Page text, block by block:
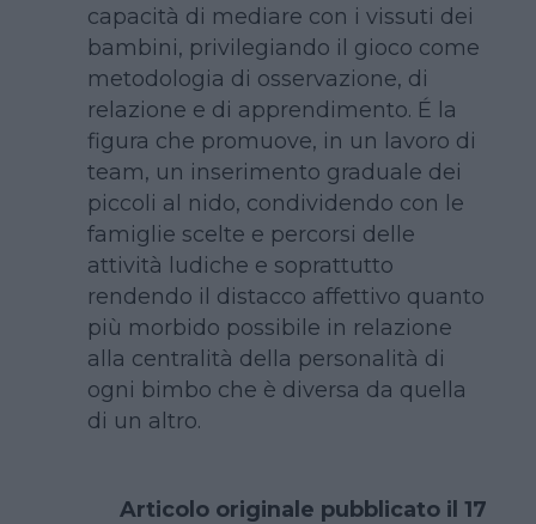
capacità di mediare con i vissuti dei
bambini, privilegiando il gioco come
metodologia di osservazione, di
relazione e di apprendimento. É la
figura che promuove, in un lavoro di
team, un inserimento graduale dei
piccoli al nido, condividendo con le
famiglie scelte e percorsi delle
attività ludiche e soprattutto
rendendo il distacco affettivo quanto
più morbido possibile in relazione
alla centralità della personalità di
ogni bimbo che è diversa da quella
di un altro.
Articolo originale pubblicato il 17